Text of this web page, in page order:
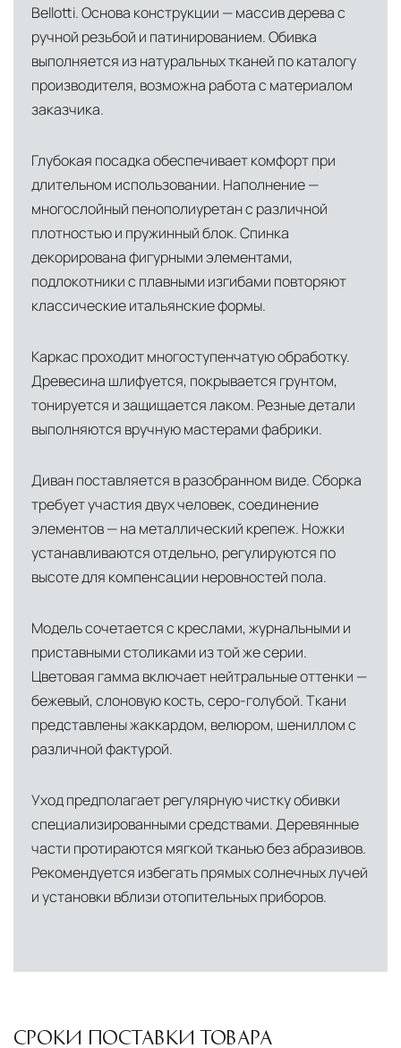
Bellotti. Основа конструкции — массив дерева с
ручной резьбой и патинированием. Обивка
выполняется из натуральных тканей по каталогу
производителя, возможна работа с материалом
заказчика.
Глубокая посадка обеспечивает комфорт при
длительном использовании. Наполнение —
многослойный пенополиуретан с различной
плотностью и пружинный блок. Спинка
декорирована фигурными элементами,
подлокотники с плавными изгибами повторяют
классические итальянские формы.
Каркас проходит многоступенчатую обработку.
Древесина шлифуется, покрывается грунтом,
тонируется и защищается лаком. Резные детали
выполняются вручную мастерами фабрики.
Диван поставляется в разобранном виде. Сборка
требует участия двух человек, соединение
элементов — на металлический крепеж. Ножки
устанавливаются отдельно, регулируются по
высоте для компенсации неровностей пола.
Модель сочетается с креслами, журнальными и
приставными столиками из той же серии.
Цветовая гамма включает нейтральные оттенки —
бежевый, слоновую кость, серо-голубой. Ткани
представлены жаккардом, велюром, шениллом с
различной фактурой.
Уход предполагает регулярную чистку обивки
специализированными средствами. Деревянные
части протираются мягкой тканью без абразивов.
Рекомендуется избегать прямых солнечных лучей
и установки вблизи отопительных приборов.
СРОКИ ПОСТАВКИ ТОВАРА